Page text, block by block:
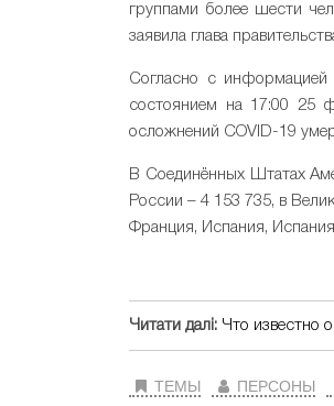
группами более шести
заявила глава
Согласно с информацией
состоянием на 17:00 25
осложнений COVID-19
В Соединённых Штатах
России – 4 153 735, в
Франция, Испания,
Читати далі: Что известно
ТЕМЫ ПЕРСОНЫ